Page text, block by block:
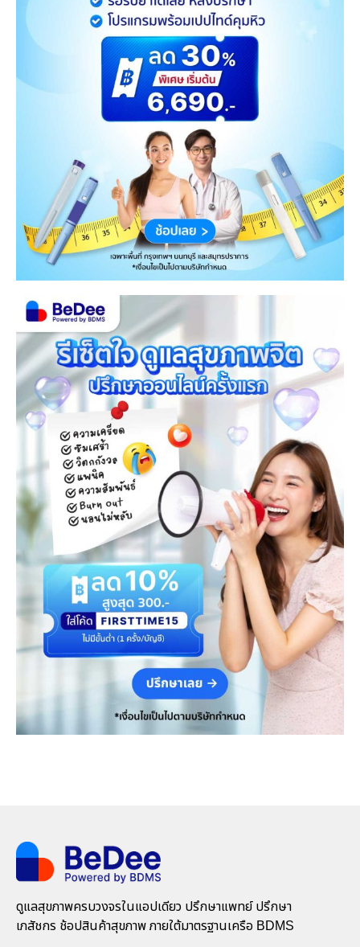
ดูแลสุขภาพครบวงจรในแอปเดียว ปรึกษาแพทย์ ปรึกษา
เภสัชกร ช้อปสินค้าสุขภาพ ภายใต้มาตรฐานเครือ BDMS